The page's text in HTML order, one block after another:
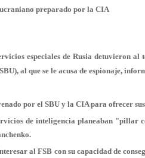
preparado por la CIA
especiales de Rusia detuvieron
al que se le acusa de espionaje,
por el SBU y la CIA para ofrecer
de inteligencia planeaban "pillar
al FSB con su capacidad de